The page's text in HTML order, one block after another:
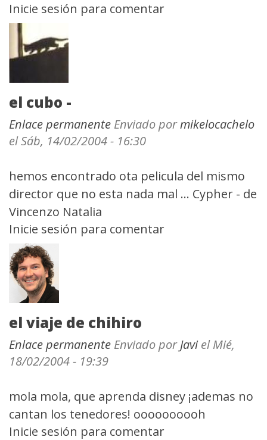
Inicie sesión para comentar
el cubo -
Enlace permanente Enviado pormikelocachelo
el Sáb, 14/02/2004 - 16:30
hemos encontrado ota pelicula del mismo
director que no esta nada mal ... Cypher - de
Vincenzo Natalia
Inicie sesión para comentar
el viaje de chihiro
Enlace permanente Enviado porJaviel Mié,
18/02/2004 - 19:39
mola mola, que aprenda disney ¡ademas no
cantan los tenedores! oooooooooh
Inicie sesión para comentar